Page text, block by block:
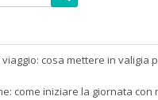
cosa mettere in valigia
come iniziare la giornata con